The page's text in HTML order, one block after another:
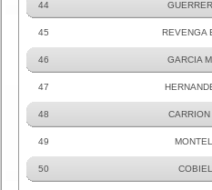
44
45 REVENGA
46 GARCIA
47
48
49
50